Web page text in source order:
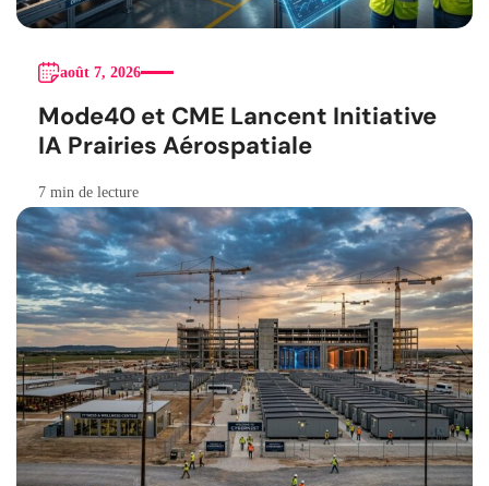
août 7, 2026
Mode40 et CME Lancent Initiative
IA Prairies Aérospatiale
7 min de lecture